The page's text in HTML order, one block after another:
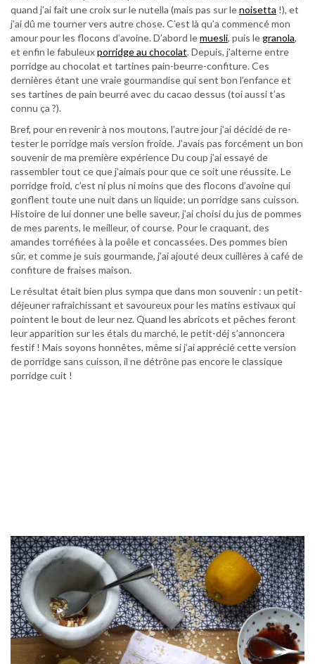
quand j’ai fait une croix sur le nutella (mais pas sur lenoisetta !), et
j’ai dû me tourner vers autre chose. C’est là qu’a commencé mon
amour pour les flocons d’avoine. D’abord lemuesli, puis legranola,
et enfin le fabuleuxporridge au chocolat. Depuis, j’alterne entre
porridge au chocolat et tartines pain-beurre-confiture. Ces
dernières étant une vraie gourmandise qui sent bon l’enfance et
ses tartines de pain beurré avec du cacao dessus (toi aussi t’as
connu ça ?).
Bref, pour en revenir à nos moutons, l’autre jour j’ai décidé de re-
tester le porridge mais version froide. J’avais pas forcément un bon
souvenir de ma première expérience Du coup j’ai essayé de
rassembler tout ce que j’aimais pour que ce soit une réussite. Le
porridge froid, c’est ni plus ni moins que des flocons d’avoine qui
gonflent toute une nuit dans un liquide; un porridge sans cuisson.
Histoire de lui donner une belle saveur, j’ai choisi du jus de pommes
de mes parents, le meilleur, of course. Pour le craquant, des
amandes torréfiées à la poêle et concassées. Des pommes bien
sûr, et comme je suis gourmande, j’ai ajouté deux cuillères à café de
confiture de fraises maison.
Le résultat était bien plus sympa que dans mon souvenir : un petit-
déjeuner rafraichissant et savoureux pour les matins estivaux qui
pointent le bout de leur nez. Quand les abricots et pêches feront
leur apparition sur les étals du marché, le petit-déj s’annoncera
festif ! Mais soyons honnêtes, même si j’ai apprécié cette version
de porridge sans cuisson, il ne détrône pas encore le classique
porridge cuit !